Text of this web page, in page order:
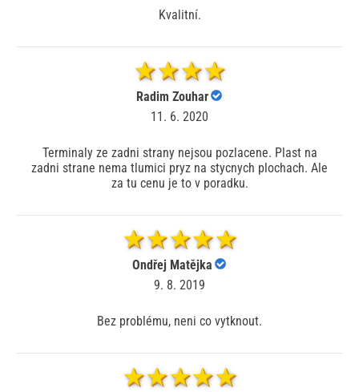
Kvalitní.
Radim Zouhar
11. 6. 2020
Terminaly ze zadni strany nejsou pozlacene. Plast na
zadni strane nema tlumici pryz na stycnych plochach. Ale
za tu cenu je to v poradku.
Ondřej Matějka
9. 8. 2019
Bez problému, neni co vytknout.